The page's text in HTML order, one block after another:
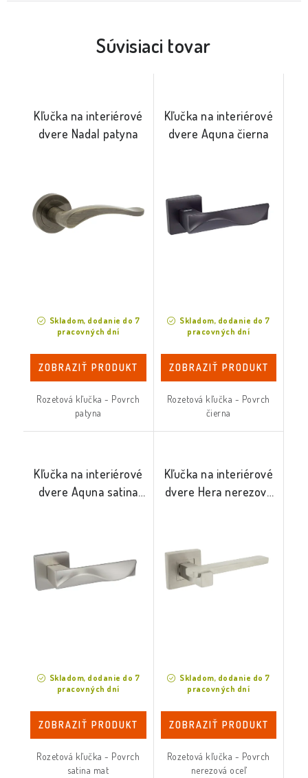
Súvisiaci tovar
Kľučka na interiérové
dvere Nadal patyna
Skladom, dodanie do 7
pracovných dní
ZOBRAZIŤ PRODUKT
Rozetová kľučka - Povrch
patyna
Kľučka na interiérové
dvere Aquna čierna
Skladom, dodanie do 7
pracovných dní
ZOBRAZIŤ PRODUKT
Rozetová kľučka - Povrch
čierna
Kľučka na interiérové
dvere Aquna satina
Skladom, dodanie do 7
pracovných dní
ZOBRAZIŤ PRODUKT
Rozetová kľučka - Povrch
satina mat
Kľučka na interiérové
dvere Hera nerezová
Skladom, dodanie do 7
pracovných dní
ZOBRAZIŤ PRODUKT
Rozetová kľučka - Povrch
nerezová oceľ